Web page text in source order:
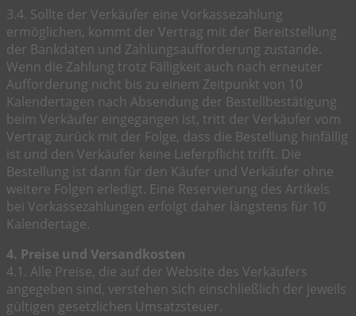
3.4. Sollte der Verkäufer eine Vorkassezahlung
ermöglichen, kommt der Vertrag mit der Bereitstellung
der Bankdaten und Zahlungsaufforderung zustande.
Wenn die Zahlung trotz Fälligkeit auch nach erneuter
Aufforderung nicht bis zu einem Zeitpunkt von 10
Kalendertagen nach Absendung der Bestellbestätigung
beim Verkäufer eingegangen ist, tritt der Verkäufer vom
Vertrag zurück mit der Folge, dass die Bestellung hinfällig
ist und den Verkäufer keine Lieferpflicht trifft. Die
Bestellung ist dann für den Käufer und Verkäufer ohne
weitere Folgen erledigt. Eine Reservierung des Artikels
bei Vorkassezahlungen erfolgt daher längstens für 10
Kalendertage.
4. Preise und Versandkosten
4.1. Alle Preise, die auf der Website des Verkäufers
angegeben sind, verstehen sich einschließlich der jeweils
gültigen gesetzlichen Umsatzsteuer.